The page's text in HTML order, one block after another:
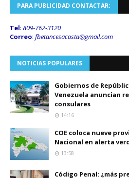
PARA PUBLICIDAD CONTACTAR:
Tel: 809-762-3120
Correo: fbetancesacosta@gmail.com
NOTICIAS POPULARES
Gobiernos de
Venezuela anuncian
consulares
14:16
COE coloca nueve
Nacional en alerta
13:58
Código Penal: ¿más